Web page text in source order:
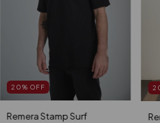
20% OFF
Remera Stamp Surf